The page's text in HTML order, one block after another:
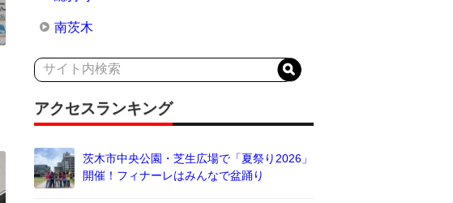
南茨木
アクセスランキング
茨木市中央公園・芝生広場で「夏祭り2026」
開催！フィナーレはみんなで盆踊り